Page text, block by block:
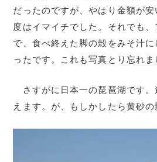
だったのですが、やはり金額が
度はイマイチでした。それでも
で、食べ終えた脚の殻をみそ汁
ったです。これも写真とり忘れま
さすがに日本一の琵琶湖です。
えます。が、もしかしたら黄砂の